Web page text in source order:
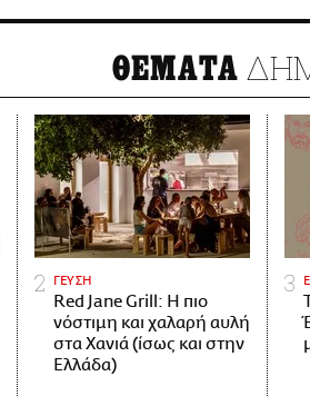
ΘΕΜΑΤΑ
ΓΕΥΣΗ
Red Jane Grill: Η πιο
νόστιμη και χαλαρή αυλή
στα Χανιά (ίσως και στην
Ελλάδα)